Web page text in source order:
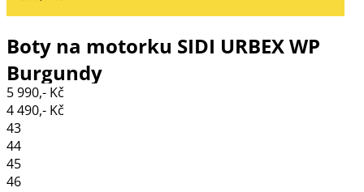
Boty na motorku SIDI URBEX WP
Burgundy
5 990,- Kč
4 490,- Kč
43
44
45
46